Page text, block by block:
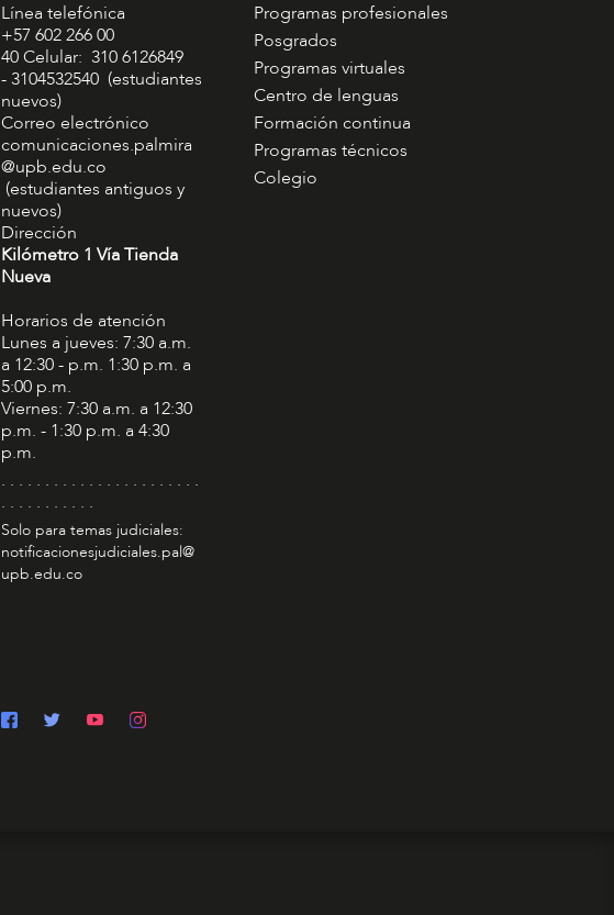
Línea telefónica
+57 602 266 00
40 Celular: 310 6126849
- 3104532540 (estudiantes
nuevos)
Correo electrónico
comunicaciones.palmira
@upb.edu.co
(estudiantes antiguos y
nuevos)
Dirección
Kilómetro 1 Vía Tienda
Nueva
Horarios de atención
Lunes a jueves: 7:30 a.m.
a 12:30 - p.m. 1:30 p.m. a
5:00 p.m.
Viernes: 7:30 a.m. a 12:30
p.m. - 1:30 p.m. a 4:30
p.m.
. . . . . . . . . . . . . . . . . . . . . . .
. . . . . . . . . . .
Solo para temas judiciales:
notificacionesjudiciales.pal@
upb.edu.co
Programas profesionales
Posgrados
Programas virtuales
Centro de lenguas
Formación continua
Programas técnicos
Colegio